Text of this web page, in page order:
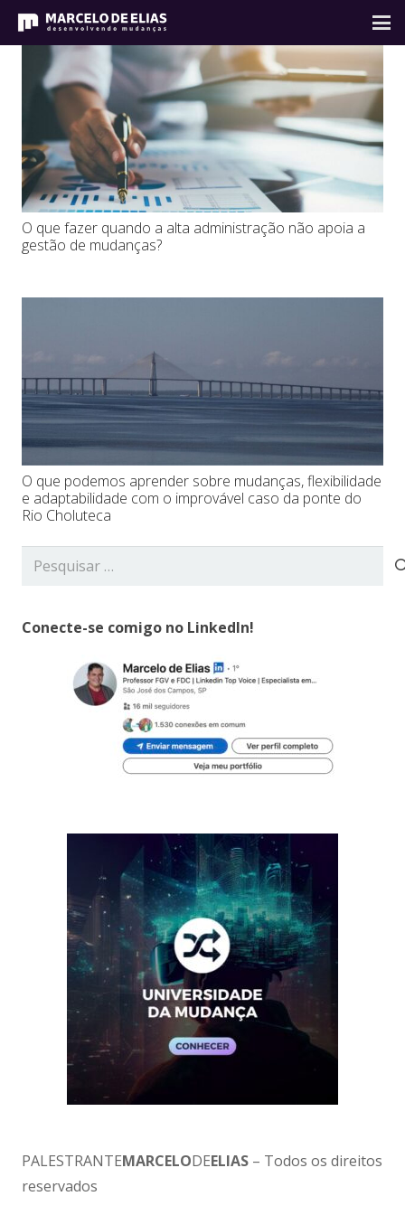
O que fazer quando a alta administração não apoia a
gestão de mudanças?
O que podemos aprender sobre mudanças, flexibilidade
e adaptabilidade com o improvável caso da ponte do
Rio Choluteca
Pesquisar
Conecte-se comigo no LinkedIn!
PALESTRANTEMARCELODEELIAS – Todos os direitos
reservados